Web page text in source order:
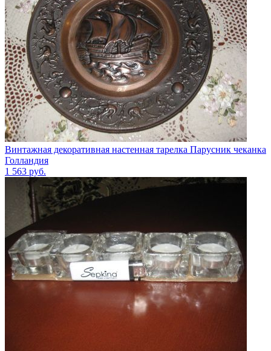
Винтажная декоративная настенная тарелка Парусник чеканка
Голландия
1 563 руб.